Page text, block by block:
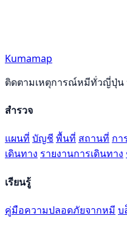
Kumamap
ติดตามเหตุการณ์หมีทั่วญี่ปุ่น
สำรวจ
แผนที่ บัญชี พื้นที่ สถานที่ กา
เดินทาง รายงานการเดินทาง
เรียนรู้
คู่มือความปลอดภัยจากหมี บ